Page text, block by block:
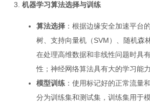
机器学习算法选择与训练
算法选择 ：根据边缘安全加速平台
树、支持向量机（SVM）、随机森
在处理高维数据和非线性问题时具
性；神经网络算法具有大的学习能
模型训练 ：使用标记好的正常流量
分为训练集和测试集，训练集用于